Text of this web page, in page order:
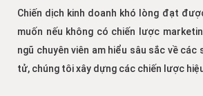
Chiến dịch kinh doanh khó lòng đạt
muốn nếu không có chiến lược
ngũ chuyên viên am hiểu sâu sắc về các
tử, chúng tôi xây dựng các chiến lược